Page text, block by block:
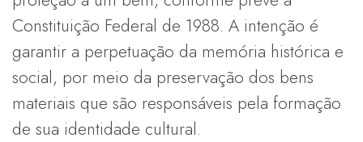
Constituição Federal de 1988. A intenção é
garantir a perpetuação da memória histórica e
social, por meio da preservação dos bens
materiais que são responsáveis pela formação
de sua identidade cultural.